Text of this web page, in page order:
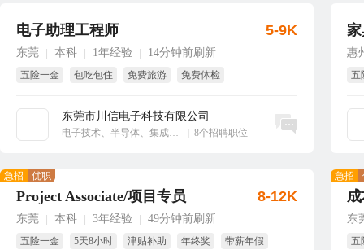
电子助理工程师
东莞 本科 1年经验 14分钟前刷新
五险一金 包吃包住 免费旅游
免费体检
东莞市川信电子科技有限公司
电子技术、半导体、集成电路 8个招聘职位
5-9K
立即沟通
惠
五
Project Associate/项目专员
东莞 本科 3年经验 49分钟前刷新
五险一金 5天8小时 津贴补助 年终奖
带薪年假
急招 优职
8-12K
东
五
急招